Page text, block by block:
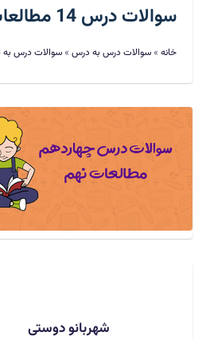
سوالات درس 14 مطالعات نهم با جواب
خانه » سوالات درس به درس » سوالات درس
شهربانو دوستی